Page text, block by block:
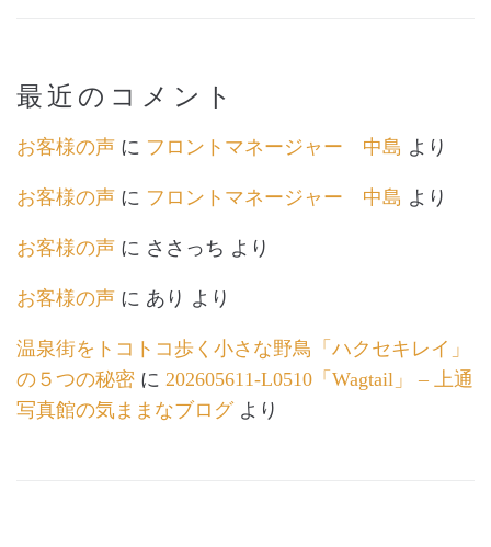
最近のコメント
お客様の声 に フロントマネージャー 中島 より
お客様の声 に フロントマネージャー 中島 より
お客様の声 に ささっち より
お客様の声 に あり より
温泉街をトコトコ歩く小さな野鳥「ハクセキレイ」
の５つの秘密 に 202605611-L0510「Wagtail」 – 上通
写真館の気ままなブログより